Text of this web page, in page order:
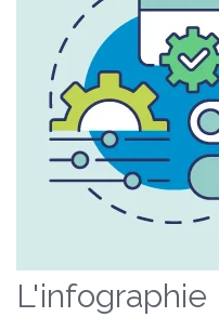
L'infographie